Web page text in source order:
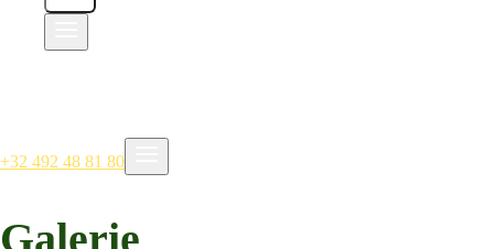
+32 492 48 81 80
Galerie